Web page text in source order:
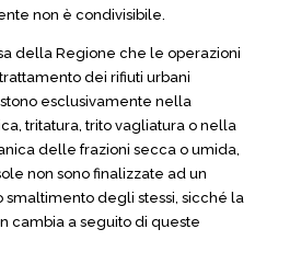
non è condivisibile.
della Regione che le operazioni
dei rifiuti urbani
esclusivamente nella
tritatura, trito vagliatura o nella
delle frazioni secca o umida,
non sono finalizzate ad un
smaltimento degli stessi, sicché la
cambia a seguito di queste